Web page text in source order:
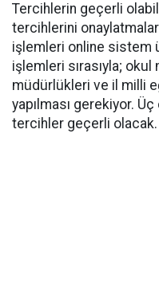
Tercihlerin geçerli
tercihlerini
işlemleri online sistem
işlemleri sırasıyla;
müdürlükleri ve il milli
yapılması gerekiyor.
tercihler geçerli olacak.